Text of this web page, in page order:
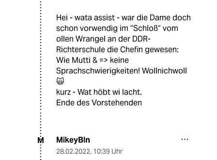
Hei - wata assist - war die Dame doch
schon vorwendig im “Schloß“ vom
ollen Wrangel an der DDR-
Richterschule die Chefin gewesen:
Wie Mutti & => keine
Sprachschwierigkeiten! Wollnichwoll
🙀
kurz - Wat höbt wi lacht.
Ende des Vorstehenden
M MikeyBln
28.02.2022, 10:39 Uhr